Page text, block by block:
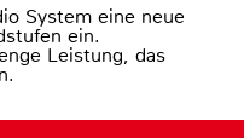
System eine neue
ein.
Leistung, das